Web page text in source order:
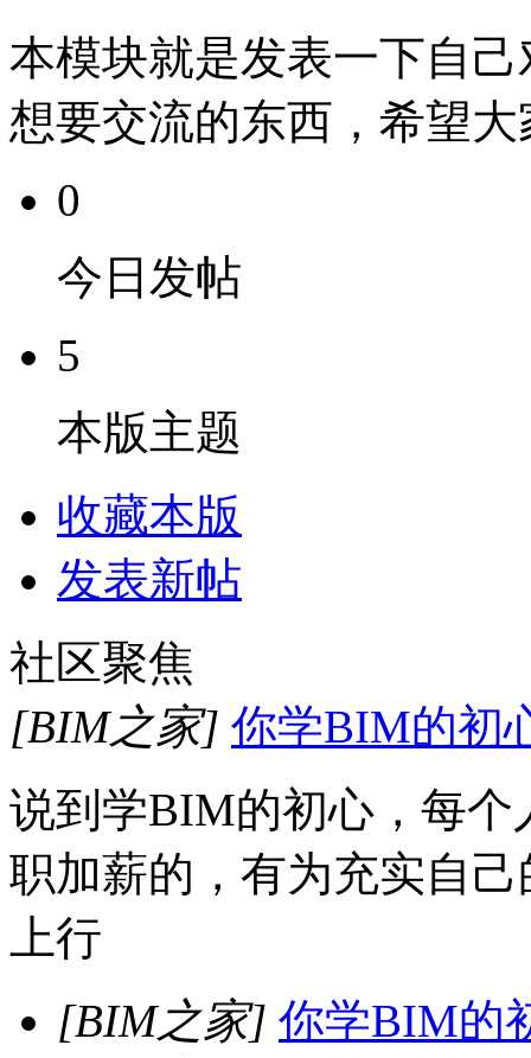
本模块就是发表一下自
想要交流的东西，希望
0
今日发帖
5
本版主题
收藏本版
发表新帖
社区聚焦
[BIM之家] 你学BIM的初
说到学BIM的初心，每
职加薪的，有为充实自
上行
[BIM之家] 你学BIM的